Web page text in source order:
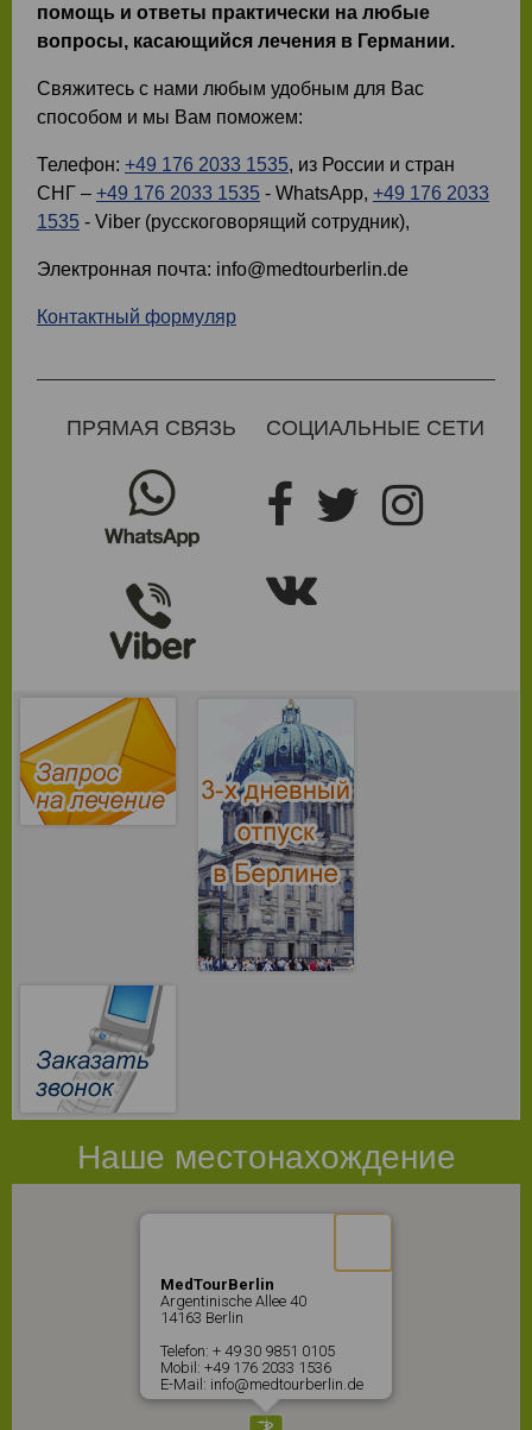
помощь и ответы практически на любые
вопросы, касающийся лечения в Германии.
Свяжитесь с нами любым удобным для Вас
способом и мы Вам поможем:
Телефон: +49 176 2033 1535, из России и стран
СНГ ‒ +49 176 2033 1535 - WhatsApp, +49 176 2033
1535 - Viber (русскоговорящий сотрудник),
Электронная почта: info@medtourberlin.de
Контактный формуляр
ПРЯМАЯ СВЯЗЬ СОЦИАЛЬНЫЕ СЕТИ
Наше местонахождение
MedTourBerlin
Argentinische Allee 40
14163 Berlin
Telefon: + 49 30 9851 0105
Mobil: +49 176 2033 1536
E-Mail: info@medtourberlin.de